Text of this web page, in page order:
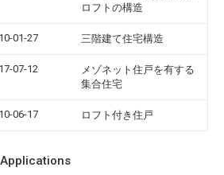
ロフトの構造
01-27 三階建て住宅構造
07-12
メゾネット住戸を有する
集合住宅
06-17 ロフト付き住戸